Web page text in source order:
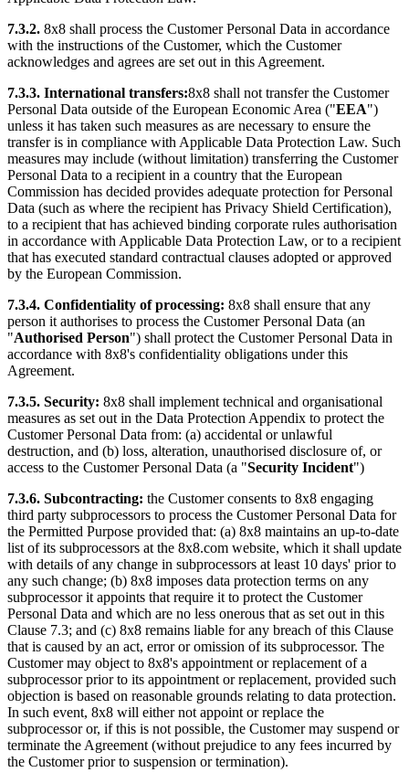
7.3.2. 8x8 shall process the Customer Personal Data in accordance
with the instructions of the Customer, which the Customer
acknowledges and agrees are set out in this Agreement.
7.3.3. International transfers:8x8 shall not transfer the Customer
Personal Data outside of the European Economic Area ("EEA")
unless it has taken such measures as are necessary to ensure the
transfer is in compliance with Applicable Data Protection Law. Such
measures may include (without limitation) transferring the Customer
Personal Data to a recipient in a country that the European
Commission has decided provides adequate protection for Personal
Data (such as where the recipient has Privacy Shield Certification),
to a recipient that has achieved binding corporate rules authorisation
in accordance with Applicable Data Protection Law, or to a recipient
that has executed standard contractual clauses adopted or approved
by the European Commission.
7.3.4. Confidentiality of processing: 8x8 shall ensure that any
person it authorises to process the Customer Personal Data (an
"Authorised Person") shall protect the Customer Personal Data in
accordance with 8x8's confidentiality obligations under this
Agreement.
7.3.5. Security: 8x8 shall implement technical and organisational
measures as set out in the Data Protection Appendix to protect the
Customer Personal Data from: (a) accidental or unlawful
destruction, and (b) loss, alteration, unauthorised disclosure of, or
access to the Customer Personal Data (a "Security Incident")
7.3.6. Subcontracting: the Customer consents to 8x8 engaging
third party subprocessors to process the Customer Personal Data for
the Permitted Purpose provided that: (a) 8x8 maintains an up-to-date
list of its subprocessors at the 8x8.com website, which it shall update
with details of any change in subprocessors at least 10 days' prior to
any such change; (b) 8x8 imposes data protection terms on any
subprocessor it appoints that require it to protect the Customer
Personal Data and which are no less onerous that as set out in this
Clause 7.3; and (c) 8x8 remains liable for any breach of this Clause
that is caused by an act, error or omission of its subprocessor. The
Customer may object to 8x8's appointment or replacement of a
subprocessor prior to its appointment or replacement, provided such
objection is based on reasonable grounds relating to data protection.
In such event, 8x8 will either not appoint or replace the
subprocessor or, if this is not possible, the Customer may suspend or
terminate the Agreement (without prejudice to any fees incurred by
the Customer prior to suspension or termination).